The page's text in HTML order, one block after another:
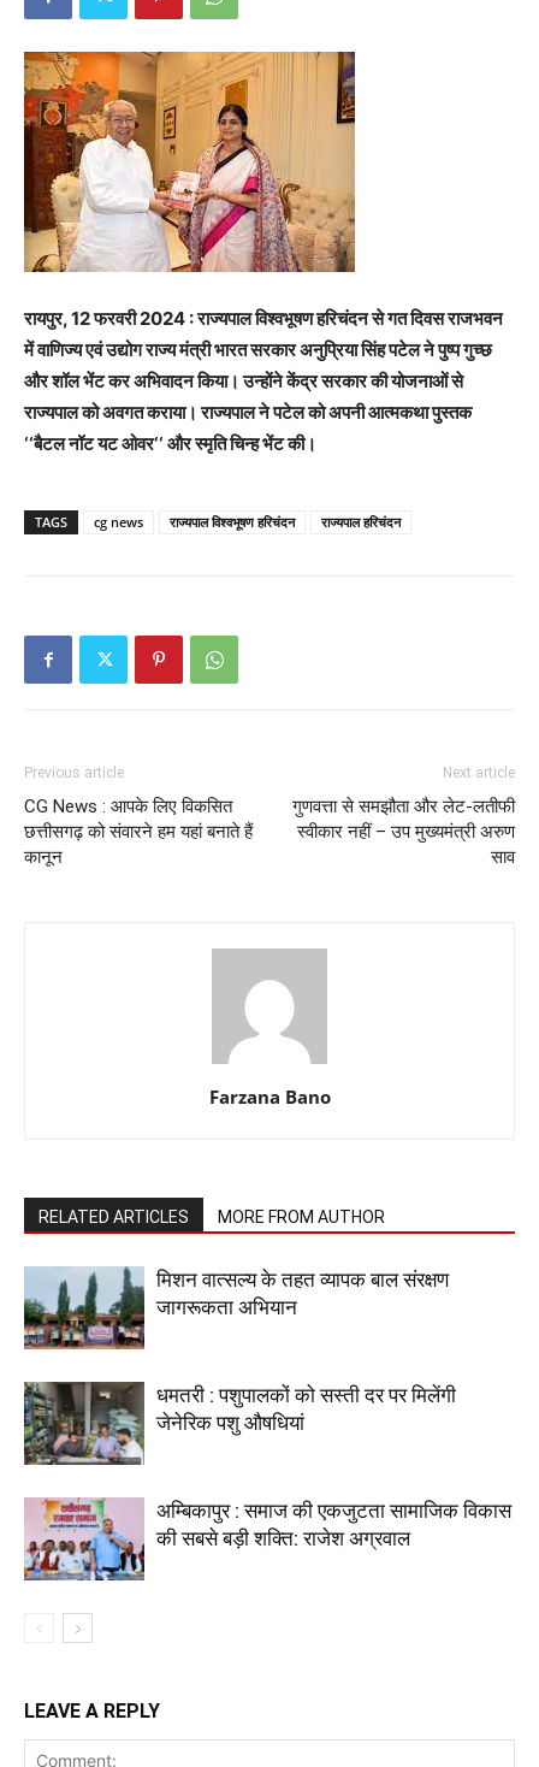
रायपुर, 12 फरवरी 2024 : राज्यपाल विश्वभूषण हरिचंदन से गत दिवस राजभवन
में वाणिज्य एवं उद्योग राज्य मंत्री भारत सरकार अनुप्रिया सिंह पटेल ने पुष्प गुच्छ
और शॉल भेंट कर अभिवादन किया। उन्होंने केंद्र सरकार की योजनाओं से
राज्यपाल को अवगत कराया। राज्यपाल ने पटेल को अपनी आत्मकथा पुस्तक
‘‘बैटल नॉट यट ओवर‘‘ और स्मृति चिन्ह भेंट की।
TAGS cg news राज्यपाल विश्वभूषण हरिचंदन राज्यपाल हरिचंदन
Previous article
CG News : आपके लिए विकसित
छत्तीसगढ़ को संवारने हम यहां बनाते हैं
कानून
Next article
गुणवत्ता से समझौता और लेट-लतीफी
स्वीकार नहीं – उप मुख्यमंत्री अरुण
साव
Farzana Bano
RELATED ARTICLES MORE FROM AUTHOR
मिशन वात्सल्य के तहत व्यापक बाल संरक्षण
जागरूकता अभियान
धमतरी : पशुपालकों को सस्ती दर पर मिलेंगी
जेनेरिक पशु औषधियां
अम्बिकापुर : समाज की एकजुटता सामाजिक विकास
की सबसे बड़ी शक्ति: राजेश अग्रवाल
LEAVE A REPLY